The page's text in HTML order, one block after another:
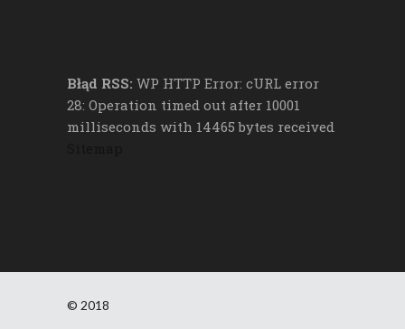
Błąd RSS: WP HTTP Error: cURL error
28: Operation timed out after 10001
milliseconds with 14465 bytes received
© 2018